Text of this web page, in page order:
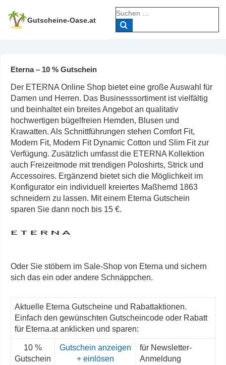
Zum
Inhalt
Gutscheine-Oase.at
Suche
nach:
Eterna – 10 % Gutschein
Der ETERNA Online Shop bietet eine große Auswahl für
Damen und Herren. Das Businesssortiment ist vielfältig
und beinhaltet ein breites Angebot an qualitativ
hochwertigen bügelfreien Hemden, Blusen und
Krawatten. Als Schnittführungen stehen Comfort Fit,
Modern Fit, Modern Fit Dynamic Cotton und Slim Fit zur
Verfügung. Zusätzlich umfasst die ETERNA Kollektion
auch Freizeitmode mit trendigen Poloshirts, Strick und
Accessoires. Ergänzend bietet sich die Möglichkeit im
Konfigurator ein individuell kreiertes Maßhemd 1863
schneidern zu lassen. Mit einem Eterna Gutschein
sparen Sie dann noch bis 15 €.
Oder Sie stöbern im Sale-Shop von Eterna und sichern
sich das ein oder andere Schnäppchen.
Aktuelle Eterna Gutscheine und Rabattaktionen.
Einfach den gewünschten Gutscheincode oder Rabatt
für Eterna.at anklicken und sparen:
10 %
Gutschein
Gutschein anzeigen
+ einlösen
für Newsletter-
Anmeldung